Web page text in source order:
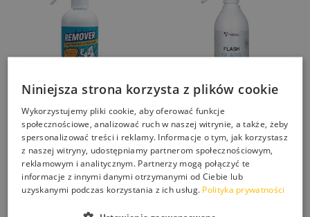
Remover środek do
czyszczenia piekarnika,
tłustych zabrudzeń, rożen, szyb
kominków 500ml
26,00zł
Uniwersalna Pianka do
czyszczenia szyb, kabin, stali,
emalii Flash Glass 500ml
18,00zł
Niniejsza strona korzysta z plików cookie
Wykorzystujemy pliki cookie, aby oferować funkcje
społecznościowe, analizować ruch w naszej witrynie, a także, żeby
spersonalizować treści i reklamy. Informacje o tym, jak korzystasz
z naszej witryny, udostępniamy partnerom społecznościowym,
reklamowym i analitycznym. Partnerzy mogą połączyć te
informacje z innymi danymi otrzymanymi od Ciebie lub
uzyskanymi podczas korzystania z ich usług. Polityka prywatności